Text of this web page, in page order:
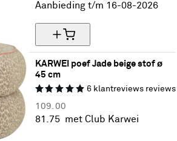
Aanbieding t/m 16-08-2026
KARWEI poef Jade beige stof ø
45 cm
6 klantreviews reviews
109. 00
81. 75 met Club Karwei